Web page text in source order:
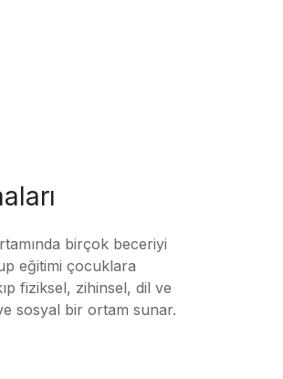
birçok beceriyi
eğitimi çocuklara
fiziksel, zihinsel, dil ve
sosyal bir ortam sunar.